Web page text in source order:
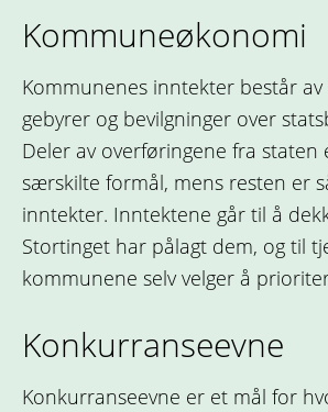
Kommuneøkonomi
Kommunenes inntekter består
gebyrer og bevilgninger over
Deler av overføringene fra
særskilte formål, mens resten er
inntekter. Inntektene går til å
Stortinget har pålagt dem, og til
kommunene selv velger å
Konkurranseevne
Konkurranseevne er et mål for